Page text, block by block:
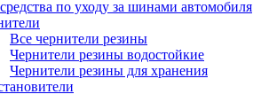
по уходу за шинами автомобиля
Все чернители резины
Чернители резины водостойкие
Чернители резины для хранения